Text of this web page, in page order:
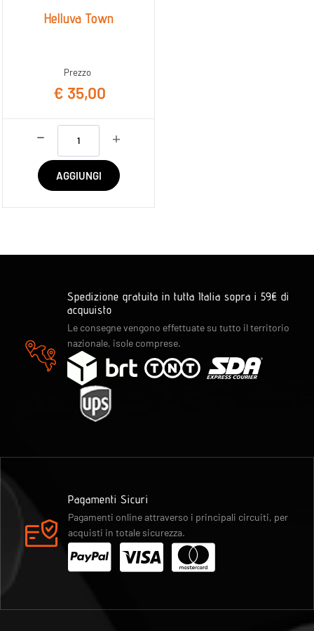
Helluva Town
Prezzo
€ 35,00
AGGIUNGI
Spedizione gratuita in tutta Italia sopra i 59€ di
acquuisto
Le consegne vengono effettuate su tutto il territorio
nazionale, isole comprese.
Pagamenti Sicuri
Pagamenti online attraverso i principali circuiti, per
acquisti in totale sicurezza.